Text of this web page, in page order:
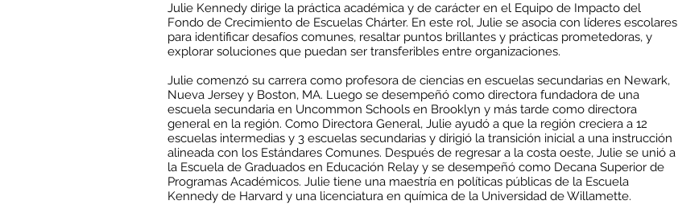
Julie Kennedy dirige la práctica académica y de carácter en el Equipo de Impacto del
Fondo de Crecimiento de Escuelas Chárter. En este rol, Julie se asocia con líderes escolares
para identificar desafíos comunes, resaltar puntos brillantes y prácticas prometedoras, y
explorar soluciones que puedan ser transferibles entre organizaciones.
Julie comenzó su carrera como profesora de ciencias en escuelas secundarias en Newark,
Nueva Jersey y Boston, MA. Luego se desempeñó como directora fundadora de una
escuela secundaria en Uncommon Schools en Brooklyn y más tarde como directora
general en la región. Como Directora General, Julie ayudó a que la región creciera a 12
escuelas intermedias y 3 escuelas secundarias y dirigió la transición inicial a una instrucción
alineada con los Estándares Comunes. Después de regresar a la costa oeste, Julie se unió a
la Escuela de Graduados en Educación Relay y se desempeñó como Decana Superior de
Programas Académicos. Julie tiene una maestría en políticas públicas de la Escuela
Kennedy de Harvard y una licenciatura en química de la Universidad de Willamette.